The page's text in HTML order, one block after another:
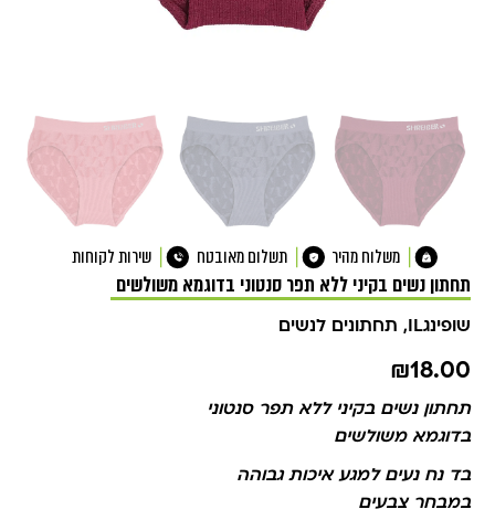
משלוח מהיר תשלום מאובטח שירות לקוחות
תחתון נשים בקיני ללא תפר סנטוני בדוגמא משולשים
שופינגIL , תחתונים לנשים
₪18.00
תחתון נשים בקיני ללא תפר סנטוני
בדוגמא משולשים
בד נח נעים למגע איכות גבוהה
במבחר צבעים